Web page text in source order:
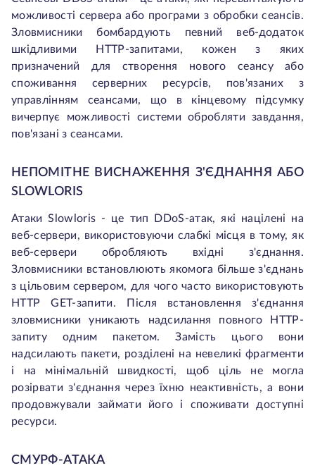
можливості сервера або програми з обробки сеансів.
Зловмисники бомбардують певний веб-додаток
шкідливими HTTP-запитами, кожен з яких
призначений для створення нового сеансу або
споживання серверних ресурсів, пов'язаних з
управлінням сеансами, що в кінцевому підсумку
вичерпує можливості системи обробляти завдання,
пов'язані з сеансами.
НЕПОМІТНЕ ВИСНАЖЕННЯ З'ЄДНАННЯ АБО
SLOWLORIS
Атаки Slowloris - це тип DDoS-атак, які націлені на
веб-сервери, використовуючи слабкі місця в тому, як
веб-сервери обробляють вхідні з'єднання.
Зловмисники встановлюють якомога більше з'єднань
з цільовим сервером, для чого часто використовують
HTTP GET-запити. Після встановлення з'єднання
зловмисники уникають надсилання повного HTTP-
запиту одним пакетом. Замість цього вони
надсилають пакети, розділені на невеликі фрагменти
і на мінімальній швидкості, щоб ціль не могла
розірвати з'єднання через їхню неактивність, а вони
продовжували займати його і споживати доступні
ресурси.
СМУРФ-АТАКА